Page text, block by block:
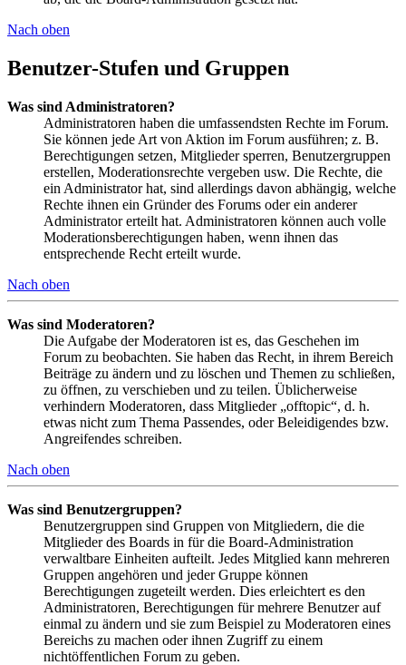
Nach oben
Benutzer-Stufen und Gruppen
Was sind Administratoren?
Administratoren haben die umfassendsten Rechte im Forum.
Sie können jede Art von Aktion im Forum ausführen; z. B.
Berechtigungen setzen, Mitglieder sperren, Benutzergruppen
erstellen, Moderationsrechte vergeben usw. Die Rechte, die
ein Administrator hat, sind allerdings davon abhängig, welche
Rechte ihnen ein Gründer des Forums oder ein anderer
Administrator erteilt hat. Administratoren können auch volle
Moderationsberechtigungen haben, wenn ihnen das
entsprechende Recht erteilt wurde.
Nach oben
Was sind Moderatoren?
Die Aufgabe der Moderatoren ist es, das Geschehen im
Forum zu beobachten. Sie haben das Recht, in ihrem Bereich
Beiträge zu ändern und zu löschen und Themen zu schließen,
zu öffnen, zu verschieben und zu teilen. Üblicherweise
verhindern Moderatoren, dass Mitglieder „offtopic“, d. h.
etwas nicht zum Thema Passendes, oder Beleidigendes bzw.
Angreifendes schreiben.
Nach oben
Was sind Benutzergruppen?
Benutzergruppen sind Gruppen von Mitgliedern, die die
Mitglieder des Boards in für die Board-Administration
verwaltbare Einheiten aufteilt. Jedes Mitglied kann mehreren
Gruppen angehören und jeder Gruppe können
Berechtigungen zugeteilt werden. Dies erleichtert es den
Administratoren, Berechtigungen für mehrere Benutzer auf
einmal zu ändern und sie zum Beispiel zu Moderatoren eines
Bereichs zu machen oder ihnen Zugriff zu einem
nichtöffentlichen Forum zu geben.